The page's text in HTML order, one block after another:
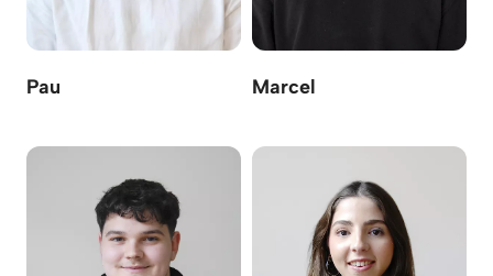
Pau Marcel